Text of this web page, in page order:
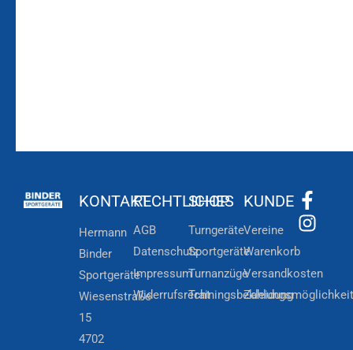
KONTAKT
Hermann
Binder
Sportgeräte
Wiesenstraße
15
4702
RECHTLICHES
AGB
Datenschutz
Impressum
Widerrufsrecht
SHOP
Turngeräte
Sportgeräte
Turnanzüge
Trainingsbekleidung
KUNDE
Vereine
Warenkorb
Versandkosten